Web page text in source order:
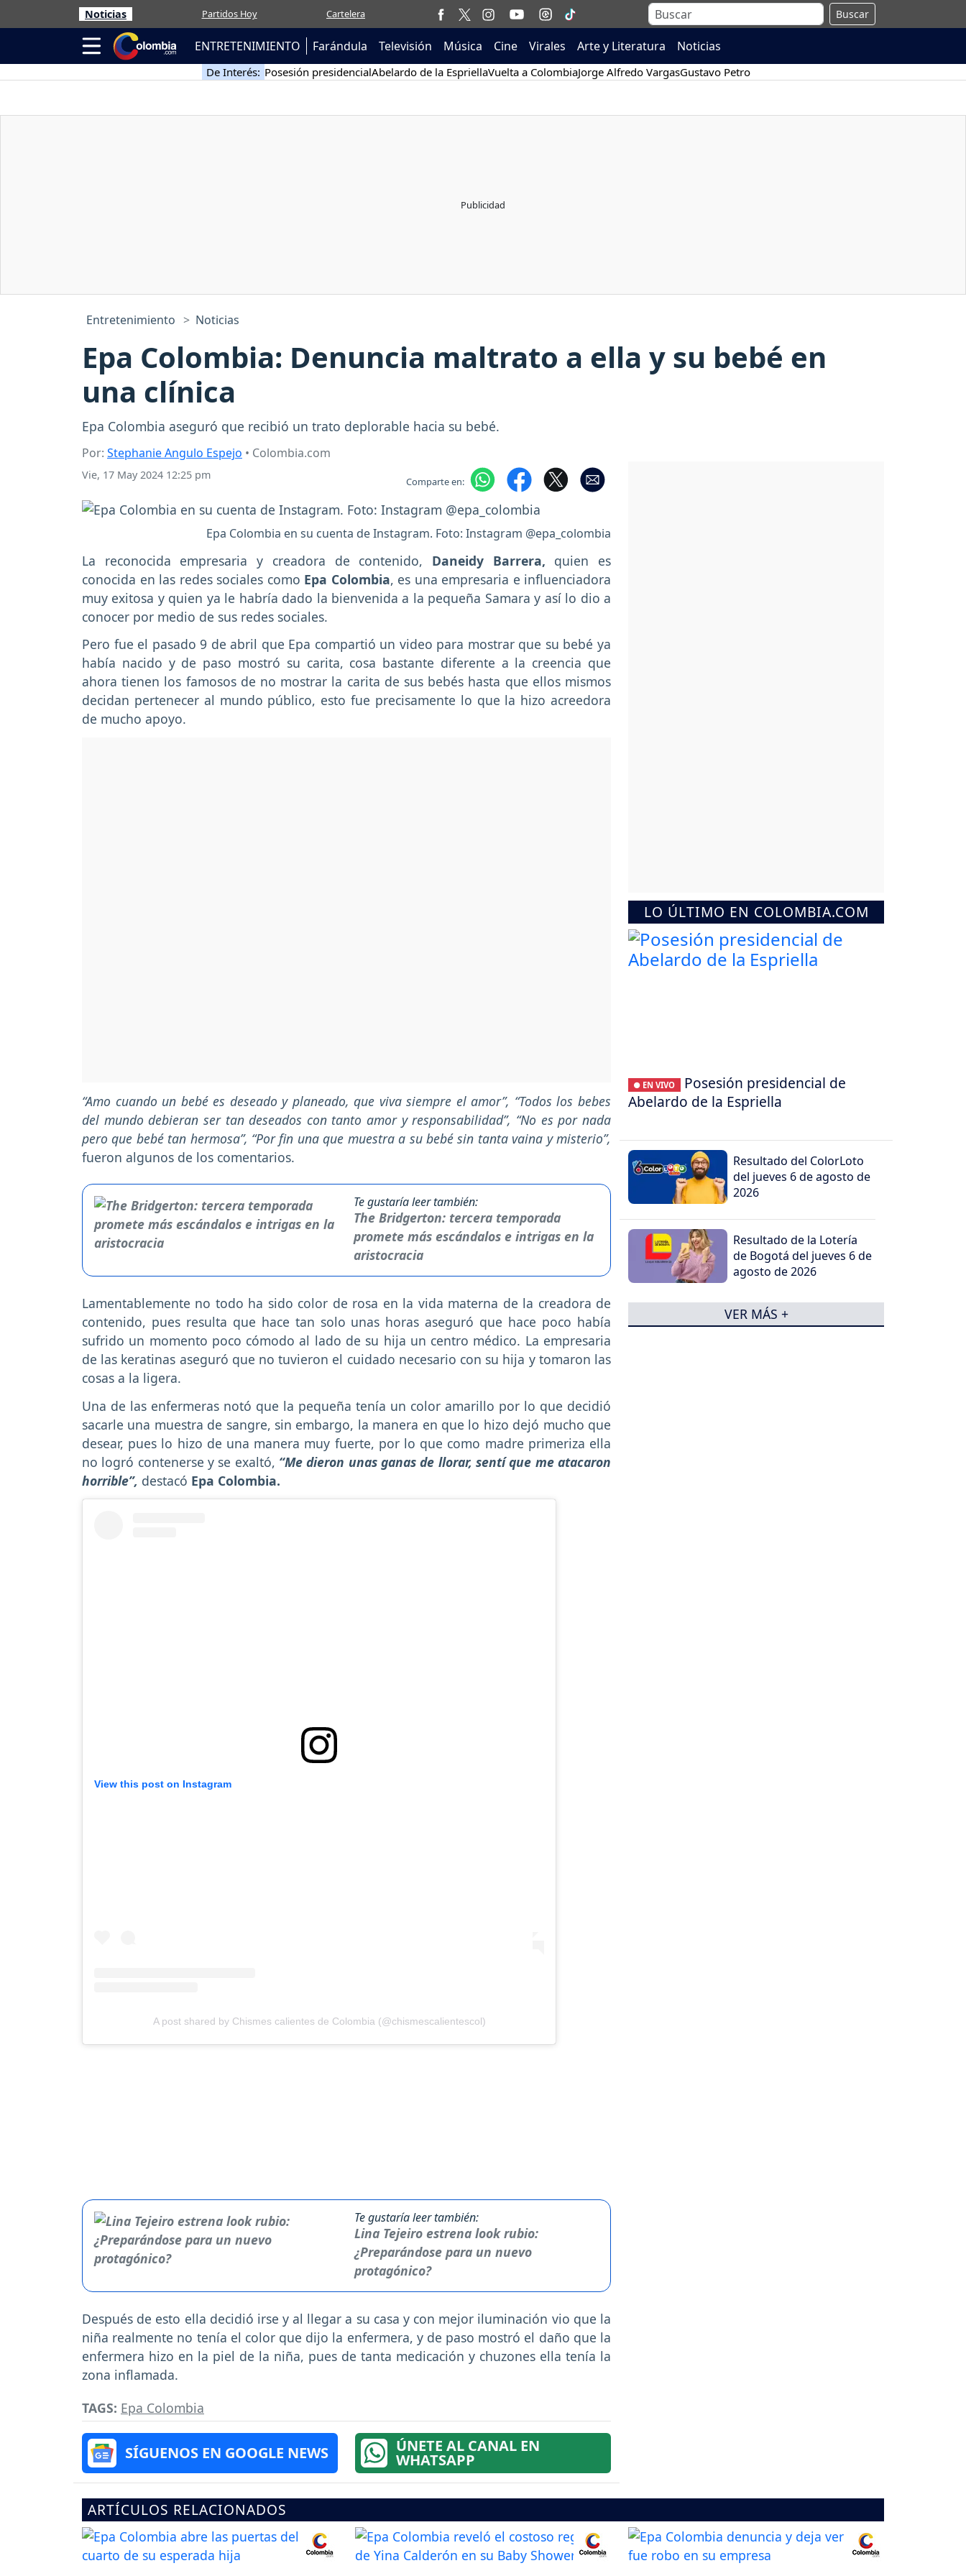
Noticias Partidos Hoy Cartelera Buscar
ENTRETENIMIENTO Farándula Televisión Música Cine Virales Arte y Literatura Noticias
De Interés: Posesión presidencialAbelardo de la EspriellaVuelta a ColombiaJorge Alfredo VargasGustavo Petro
Entretenimiento Noticias
Epa Colombia: Denuncia maltrato a ella y su bebé en
una clínica
Epa Colombia aseguró que recibió un trato deplorable hacia su bebé.
Por: Stephanie Angulo Espejo • Colombia.com
Vie, 17 May 2024 12:25 pm Comparte en:
Epa Colombia en su cuenta de Instagram. Foto: Instagram @epa_colombia
La reconocida empresaria y creadora de contenido, Daneidy Barrera, quien es
conocida en las redes sociales como Epa Colombia, es una empresaria e influenciadora
muy exitosa y quien ya le habría dado la bienvenida a la pequeña Samara y así lo dio a
conocer por medio de sus redes sociales.
Pero fue el pasado 9 de abril que Epa compartió un video para mostrar que su bebé ya
había nacido y de paso mostró su carita, cosa bastante diferente a la creencia que
ahora tienen los famosos de no mostrar la carita de sus bebés hasta que ellos mismos
decidan pertenecer al mundo público, esto fue precisamente lo que la hizo acreedora
de mucho apoyo.
“Amo cuando un bebé es deseado y planeado, que viva siempre el amor”, “Todos los bebes
del mundo debieran ser tan deseados con tanto amor y responsabilidad”, “No es por nada
pero que bebé tan hermosa”, “Por fin una que muestra a su bebé sin tanta vaina y misterio”,
fueron algunos de los comentarios.
Te gustaría leer también:
The Bridgerton: tercera temporada
promete más escándalos e intrigas en la
aristocracia
Lamentablemente no todo ha sido color de rosa en la vida materna de la creadora de
contenido, pues resulta que hace tan solo unas horas aseguró que hace poco había
sufrido un momento poco cómodo al lado de su hija un centro médico. La empresaria
de las keratinas aseguró que no tuvieron el cuidado necesario con su hija y tomaron las
cosas a la ligera.
Una de las enfermeras notó que la pequeña tenía un color amarillo por lo que decidió
sacarle una muestra de sangre, sin embargo, la manera en que lo hizo dejó mucho que
desear, pues lo hizo de una manera muy fuerte, por lo que como madre primeriza ella
no logró contenerse y se exaltó, “Me dieron unas ganas de llorar, sentí que me atacaron
horrible”, destacó Epa Colombia.
View this post on Instagram
A post shared by Chismes calientes de Colombia (@chismescalientescol)
Te gustaría leer también:
Lina Tejeiro estrena look rubio:
¿Preparándose para un nuevo
protagónico?
Después de esto ella decidió irse y al llegar a su casa y con mejor iluminación vio que la
niña realmente no tenía el color que dijo la enfermera, y de paso mostró el daño que la
enfermera hizo en la piel de la niña, pues de tanta medicación y chuzones ella tenía la
zona inflamada.
TAGS: Epa Colombia
SÍGUENOS EN GOOGLE NEWS ÚNETE AL CANAL EN
WHATSAPP
LO ÚLTIMO EN COLOMBIA.COM
● EN VIVO
Posesión presidencial de
Abelardo de la Espriella
Resultado del ColorLoto
del jueves 6 de agosto de
2026
Resultado de la Lotería
de Bogotá del jueves 6 de
agosto de 2026
VER MÁS +
ARTÍCULOS RELACIONADOS